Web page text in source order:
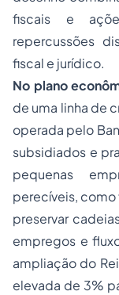
fiscais e
repercussões
fiscal e jurídico.
No plano
de uma linha de
operada pelo
subsidiados e
pequenas
perecíveis, como
preservar
empregos e
ampliação do
elevada de 3%